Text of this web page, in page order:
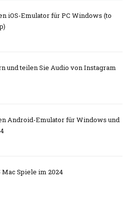
iOS-Emulator für PC Windows (to
und teilen Sie Audio von Instagram
Android-Emulator für Windows und
Mac Spiele im 2024